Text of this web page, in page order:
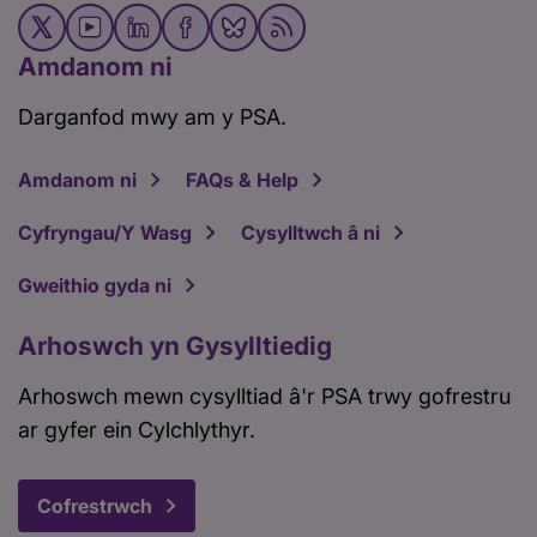
Amdanom ni
Darganfod mwy am y PSA.
Amdanom ni FAQs & Help
Cyfryngau/Y Wasg Cysylltwch â ni
Gweithio gyda ni
Arhoswch yn Gysylltiedig
Arhoswch mewn cysylltiad â'r PSA trwy gofrestru
ar gyfer ein Cylchlythyr.
Cofrestrwch